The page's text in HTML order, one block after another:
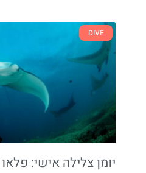
DIVE
יומן צלילה אישי: פלאו